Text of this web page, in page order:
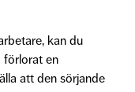
kan du
förlorat en
att den sörjande